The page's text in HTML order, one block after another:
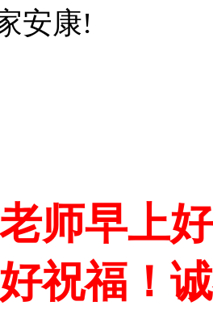
安康!
师早上
祝福！